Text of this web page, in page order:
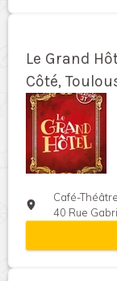
Le Grand
Côté,
Café-
40 Rue